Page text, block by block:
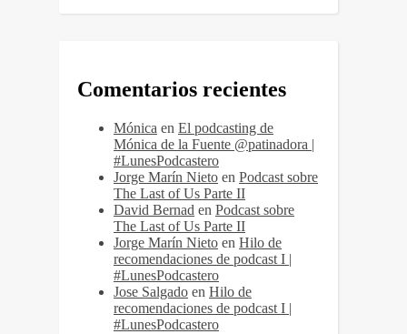
Comentarios recientes
Mónica en El podcasting de
Mónica de la Fuente @patinadora |
#LunesPodcastero
Jorge Marín Nieto en Podcast sobre
The Last of Us Parte II
David Bernad en Podcast sobre
The Last of Us Parte II
Jorge Marín Nieto en Hilo de
recomendaciones de podcast I |
#LunesPodcastero
Jose Salgado en Hilo de
recomendaciones de podcast I |
#LunesPodcastero